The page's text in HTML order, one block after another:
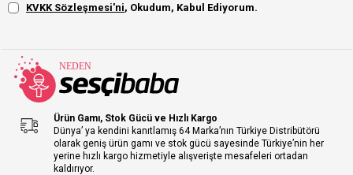
KVKK Sözleşmesi'ni, Okudum, Kabul Ediyorum.
Ürün Gamı, Stok Gücü ve Hızlı Kargo
Dünya’ ya kendini kanıtlamış 64 Marka’nın Türkiye Distribütörü
olarak geniş ürün gamı ve stok gücü sayesinde Türkiye’nin her
yerine hızlı kargo hizmetiyle alışverişte mesafeleri ortadan
kaldırıyor.